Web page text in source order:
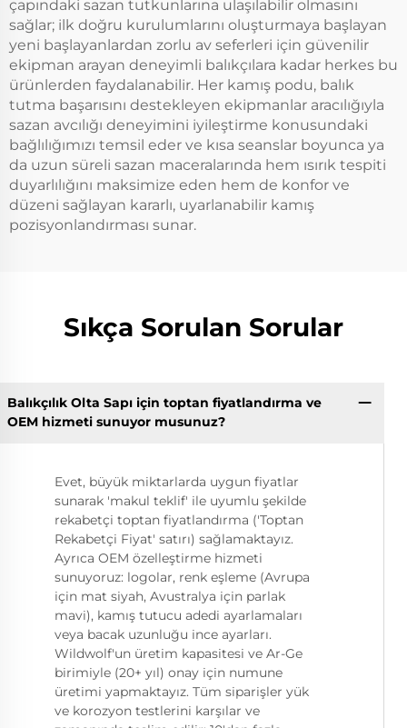
çapındaki sazan tutkunlarına ulaşılabilir olmasını
sağlar; ilk doğru kurulumlarını oluşturmaya başlayan
yeni başlayanlardan zorlu av seferleri için güvenilir
ekipman arayan deneyimli balıkçılara kadar herkes bu
ürünlerden faydalanabilir. Her kamış podu, balık
tutma başarısını destekleyen ekipmanlar aracılığıyla
sazan avcılığı deneyimini iyileştirme konusundaki
bağlılığımızı temsil eder ve kısa seanslar boyunca ya
da uzun süreli sazan maceralarında hem ısırık tespiti
duyarlılığını maksimize eden hem de konfor ve
düzeni sağlayan kararlı, uyarlanabilir kamış
pozisyonlandırması sunar.
Sıkça Sorulan Sorular
Balıkçılık Olta Sapı için toptan fiyatlandırma ve
OEM hizmeti sunuyor musunuz?
Evet, büyük miktarlarda uygun fiyatlar
sunarak 'makul teklif' ile uyumlu şekilde
rekabetçi toptan fiyatlandırma ('Toptan
Rekabetçi Fiyat' satırı) sağlamaktayız.
Ayrıca OEM özelleştirme hizmeti
sunuyoruz: logolar, renk eşleme (Avrupa
için mat siyah, Avustralya için parlak
mavi), kamış tutucu adedi ayarlamaları
veya bacak uzunluğu ince ayarları.
Wildwolf'un üretim kapasitesi ve Ar-Ge
birimiyle (20+ yıl) onay için numune
üretimi yapmaktayız. Tüm siparişler yük
ve korozyon testlerini karşılar ve